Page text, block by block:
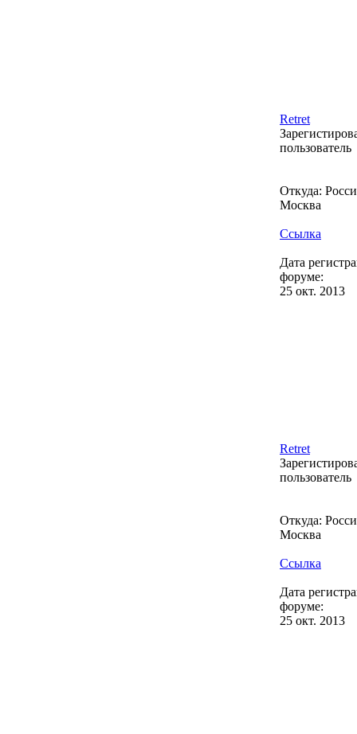
Retret
пользователь
Откуда:
Москва
Ссылка
Дата
форуме:
25 окт. 2013
Retret
пользователь
Откуда:
Москва
Ссылка
Дата
форуме:
25 окт. 2013